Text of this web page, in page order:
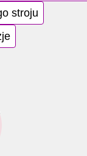
stroju